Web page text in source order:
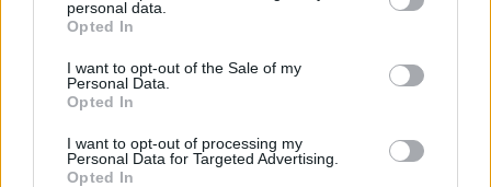
grant or deny consent to Google and its third-party tags to
use your data for below specified purposes in below Google
consent section.
personal data.
Opted In
I want to opt-out of the Sale of my
Personal Data.
Opted In
I want to opt-out of processing my
Personal Data for Targeted Advertising.
Opted In